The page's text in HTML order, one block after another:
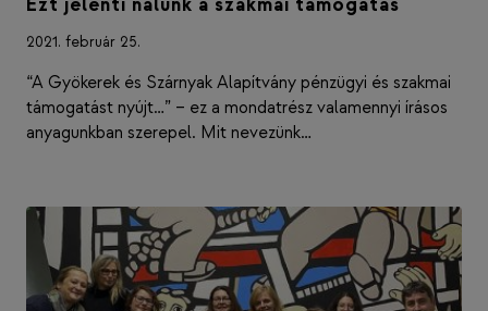
Ezt jelenti nálunk a szakmai támogatás
2021. február 25.
“A Gyökerek és Szárnyak Alapítvány pénzügyi és szakmai
támogatást nyújt…” – ez a mondatrész valamennyi írásos
anyagunkban szerepel. Mit nevezünk…